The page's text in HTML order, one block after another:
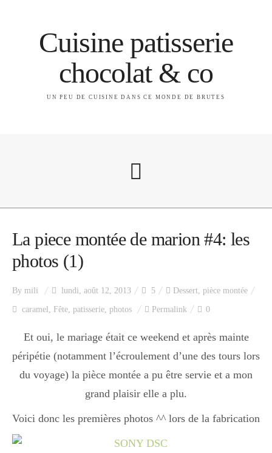
Cuisine patisserie
chocolat & co
UN PEU DE CUISINE DANS CE MONDE DE BRUTES
A propos
Index des recettes
Catégories
Apéro
Entrée
La piece montée de marion #4: les
photos (1)
By mili lundi, août 12, 2013 5 Dessert, pièce montée
caramel , Fête, patisserie, photos Permalink 0
Et oui, le mariage était ce weekend et après mainte
péripétie (notamment l’écroulement d’une des tours lors
du voyage) la pièce montée a pu être servie et a mon
grand plaisir elle a plu.
Voici donc les premières photos ^^ lors de la fabrication